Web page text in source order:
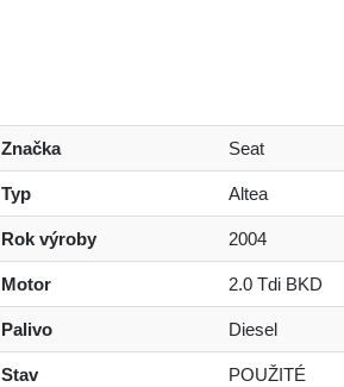
Značka Seat
Typ Altea
Rok výroby 2004
Motor 2.0 Tdi BKD
Palivo Diesel
Stav POUŽITÉ